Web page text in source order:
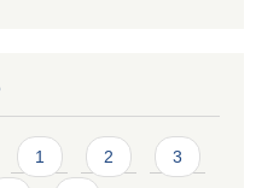
1 2 3